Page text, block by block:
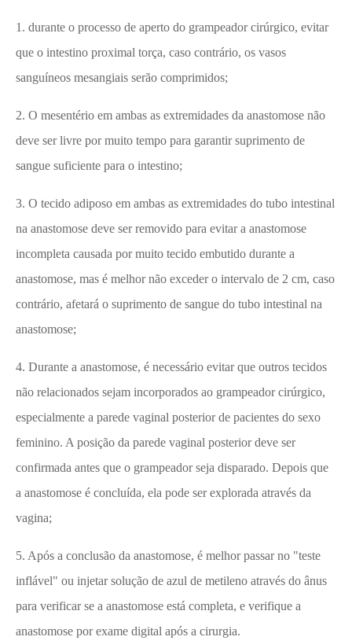
1. durante o processo de aperto do grampeador cirúrgico, evitar
que o intestino proximal torça, caso contrário, os vasos
sanguíneos mesangiais serão comprimidos;
2. O mesentério em ambas as extremidades da anastomose não
deve ser livre por muito tempo para garantir suprimento de
sangue suficiente para o intestino;
3. O tecido adiposo em ambas as extremidades do tubo intestinal
na anastomose deve ser removido para evitar a anastomose
incompleta causada por muito tecido embutido durante a
anastomose, mas é melhor não exceder o intervalo de 2 cm, caso
contrário, afetará o suprimento de sangue do tubo intestinal na
anastomose;
4. Durante a anastomose, é necessário evitar que outros tecidos
não relacionados sejam incorporados ao grampeador cirúrgico,
especialmente a parede vaginal posterior de pacientes do sexo
feminino. A posição da parede vaginal posterior deve ser
confirmada antes que o grampeador seja disparado. Depois que
a anastomose é concluída, ela pode ser explorada através da
vagina;
5. Após a conclusão da anastomose, é melhor passar no "teste
inflável" ou injetar solução de azul de metileno através do ânus
para verificar se a anastomose está completa, e verifique a
anastomose por exame digital após a cirurgia.